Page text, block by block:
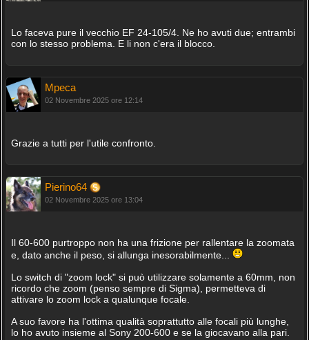
Lo faceva pure il vecchio EF 24-105/4. Ne ho avuti due; entrambi
con lo stesso problema. E li non c'era il blocco.
Mpeca
02 Novembre 2025 ore 12:14
Grazie a tutti per l'utile confronto.
Pierino64
02 Novembre 2025 ore 13:04
Il 60-600 purtroppo non ha una frizione per rallentare la zoomata
e, dato anche il peso, si allunga inesorabilmente...
Lo switch di "zoom lock" si può utilizzare solamente a 60mm, non
ricordo che zoom (penso sempre di Sigma), permetteva di
attivare lo zoom lock a qualunque focale.
A suo favore ha l'ottima qualità soprattutto alle focali più lunghe,
lo ho avuto insieme al Sony 200-600 e se la giocavano alla pari.